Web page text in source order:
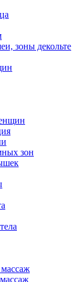
зоны декольте
зон